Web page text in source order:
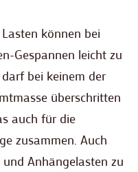
können bei
Gespannen leicht zu
bei keinem der
überschritten
auch für die
zusammen. Auch
Anhängelasten zu